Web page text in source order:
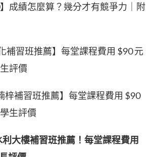
】成績怎麼算？幾分才有競爭力｜附
補習班推薦】每堂課程費用 $90 元
評價
梓補習班推薦】每堂課程費用 $90
生評價
利大樓補習班推薦！每堂課程費用